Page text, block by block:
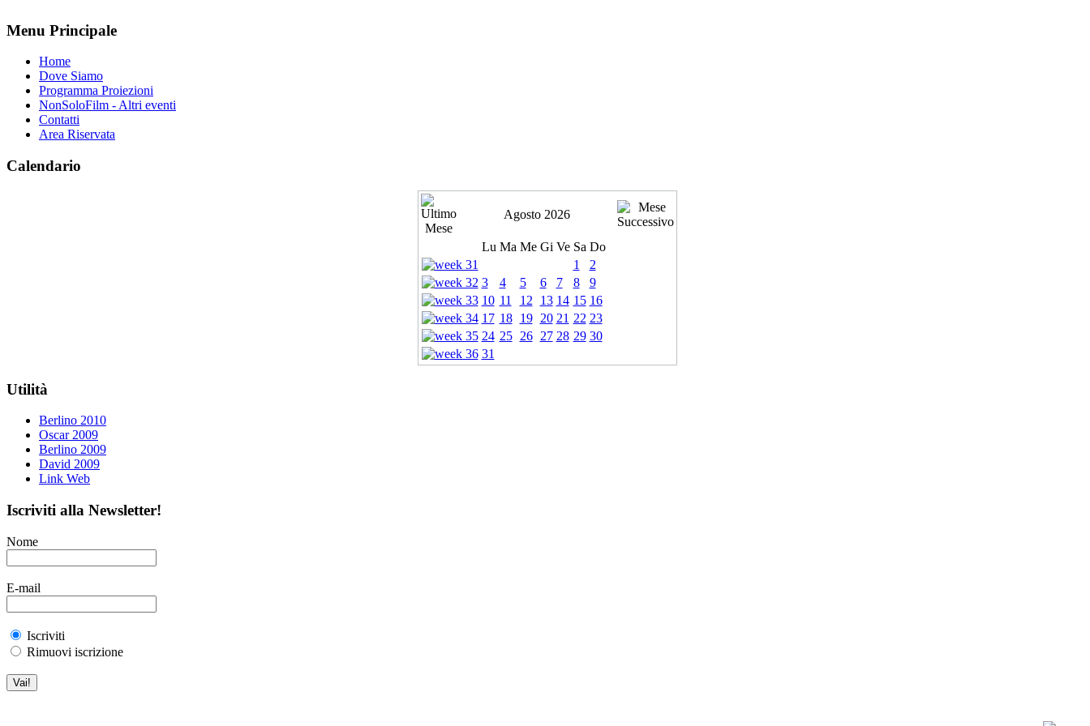
Menu Principale
Home
Dove Siamo
Programma Proiezioni
NonSoloFilm - Altri eventi
Contatti
Area Riservata
Calendario
Agosto 2026
Lu Ma Me Gi Ve Sa Do
1
2
3
4 5 6 7 8
9
10 11 12 13 14 15 16
17 18 19 20 21 22 23
24 25 26 27 28 29 30
31
Utilità
Berlino 2010
Oscar 2009
Berlino 2009
David 2009
Link Web
Iscriviti alla Newsletter!
Nome
E-mail
Iscriviti
Rimuovi iscrizione